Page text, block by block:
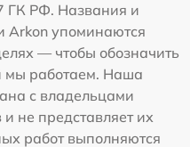
ГК РФ. Названия и
Arkon упоминаются
— чтобы обозначить
мы работаем. Наша
с владельцами
не представляет их
работ выполняются